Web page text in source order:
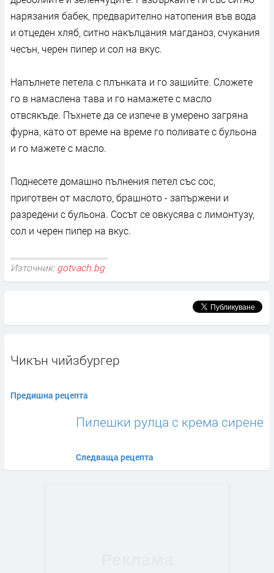
нарязания бабек, предварително натопения във вода
и отцеден хляб, ситно накълцания магданоз, счукания
чесън, черен пипер и сол на вкус.
Напълнете петела с плънката и го зашийте. Сложете
го в намаслена тава и го намажете с масло
отвсякъде. Пъхнете да се изпече в умерено загряна
фурна, като от време на време го поливате с бульона
и го мажете с масло.
Поднесете домашно пълнения петел със сос,
приготвен от маслото, брашното - запържени и
разредени с бульона. Сосът се овкусява с лимонтузу,
сол и черен пипер на вкус.
Източник: gotvach.bg
Чикън чийзбургер
Предишна рецепта
Пилешки рулца с крема сирене
Следваща рецепта